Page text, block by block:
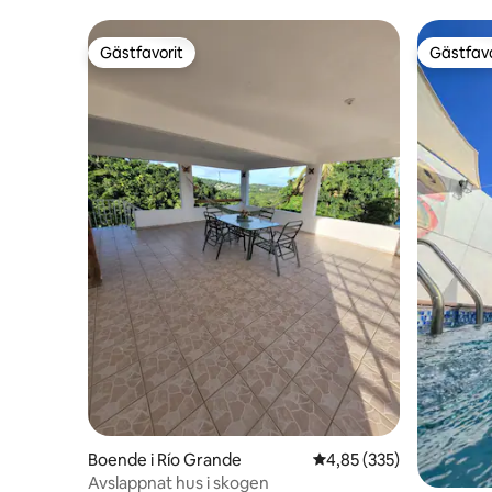
Gästfavorit
Gästfavorit
Boende i Río Grande 4,85 av 5 i
4,85 (335)
Avslappnat hus i skogen